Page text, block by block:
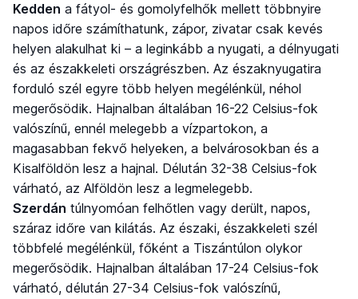
Kedden a fátyol- és gomolyfelhők mellett többnyire
napos időre számíthatunk, zápor, zivatar csak kevés
helyen alakulhat ki – a leginkább a nyugati, a délnyugati
és az északkeleti országrészben. Az északnyugatira
forduló szél egyre több helyen megélénkül, néhol
megerősödik. Hajnalban általában 16-22 Celsius-fok
valószínű, ennél melegebb a vízpartokon, a
magasabban fekvő helyeken, a belvárosokban és a
Kisalföldön lesz a hajnal. Délután 32-38 Celsius-fok
várható, az Alföldön lesz a legmelegebb.
Szerdán túlnyomóan felhőtlen vagy derült, napos,
száraz időre van kilátás. Az északi, északkeleti szél
többfelé megélénkül, főként a Tiszántúlon olykor
megerősödik. Hajnalban általában 17-24 Celsius-fok
várható, délután 27-34 Celsius-fok valószínű,